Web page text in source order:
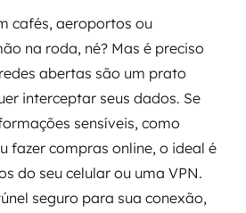
cafés, aeroportos ou
na roda, né? Mas é preciso
abertas são um prato
interceptar seus dados. Se
sensíveis, como
fazer compras online, o ideal é
do seu celular ou uma VPN.
seguro para sua conexão,